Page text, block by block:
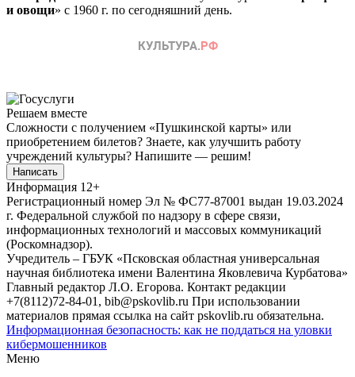
и овощи» с 1960 г. по сегодняшний день.
Решаем вместе
Сложности с получением «Пушкинской карты» или
приобретением билетов? Знаете, как улучшить работу
учреждений культуры? Напишите — решим!
Написать
Информация 12+
Регистрационный номер Эл № ФС77-87001 выдан 19.03.2024
г. Федеральной службой по надзору в сфере связи,
информационных технологий и массовых коммуникаций
(Роскомнадзор).
Учредитель – ГБУК «Псковская областная универсальная
научная библиотека имени Валентина Яковлевича Курбатова»
Главный редактор Л.О. Егорова. Контакт редакции
+7(8112)72-84-01, bib@pskovlib.ru При использовании
материалов прямая ссылка на сайт pskovlib.ru обязательна.
Информационная безопасность: как не поддаться на уловки
кибермошенников
Меню